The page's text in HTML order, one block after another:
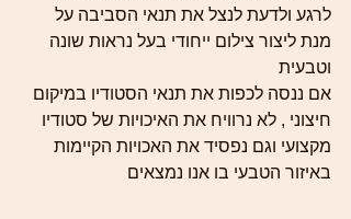
לרגע ולדעת לנצל את תנאי הסביבה על
מנת ליצור צילום ייחודי בעל נראות שונה
וטבעית
אם ננסה לכפות את תנאי הסטודיו במיקום
חיצוני , לא נרוויח את האיכויות של סטודיו
מקצועי וגם נפסיד את האכויות הקיימות
באיזור הטבעי בו אנו נמצאים